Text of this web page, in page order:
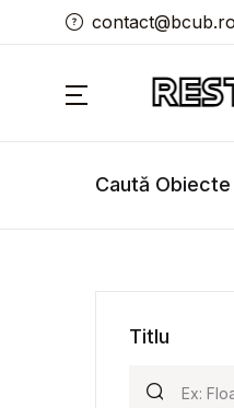
contact@bcub.ro
Caută
Titlu